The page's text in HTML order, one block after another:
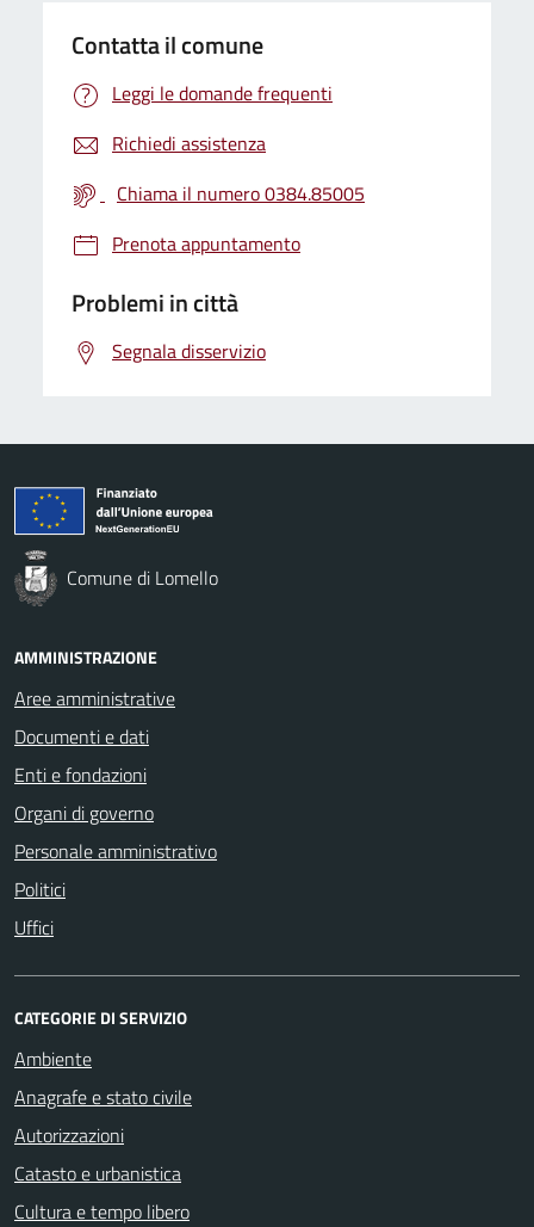
Contatta il comune
Leggi le domande frequenti
Richiedi assistenza
Chiama il numero 0384.85005
Prenota appuntamento
Problemi in città
Segnala disservizio
Comune di Lomello
AMMINISTRAZIONE
Aree amministrative
Documenti e dati
Enti e fondazioni
Organi di governo
Personale amministrativo
Politici
Uffici
CATEGORIE DI SERVIZIO
Ambiente
Anagrafe e stato civile
Autorizzazioni
Catasto e urbanistica
Cultura e tempo libero